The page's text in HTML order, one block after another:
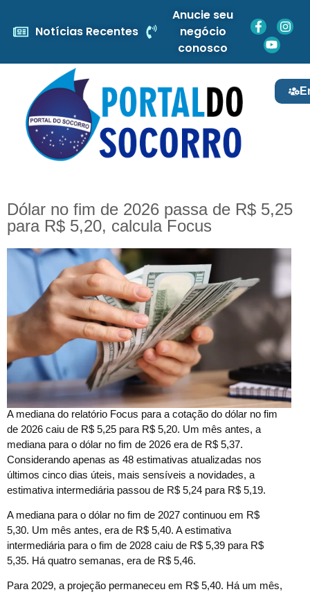
Notícias Recentes
Anucie seu
negócio
conosco
Dólar no fim de 2026 passa de R$ 5,25
para R$ 5,20, calcula Focus
Amediana do relatório Focus para a cotação do dólar no fim
de 2026 caiu de R$ 5,25 para R$ 5,20. Um mês antes, a
mediana para o dólar no fim de 2026 era de R$ 5,37.
Considerando apenas as 48 estimativas atualizadas nos
últimos cinco dias úteis, mais sensíveis a novidades, a
estimativa intermediária passou de R$ 5,24 para R$ 5,19.
A mediana para o dólar no fim de 2027 continuou em R$
5,30. Um mês antes, era de R$ 5,40. A estimativa
intermediária para o fim de 2028 caiu de R$ 5,39 para R$
5,35. Há quatro semanas, era de R$ 5,46.
Para 2029, a projeção permaneceu em R$ 5,40. Há um mês,